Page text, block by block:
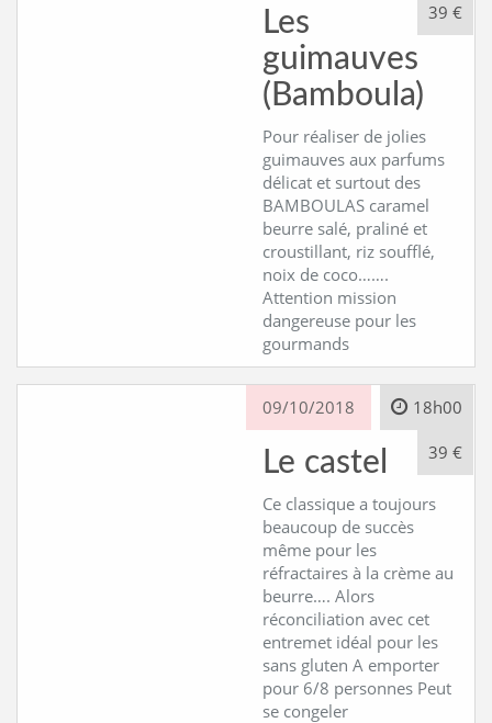
39 €
Les
guimauves
(Bamboula)
Pour réaliser de jolies
guimauves aux parfums
délicat et surtout des
BAMBOULAS caramel
beurre salé, praliné et
croustillant, riz soufflé,
noix de coco…….
Attention mission
dangereuse pour les
gourmands
09/10/2018 18h00
39 €
Le castel
Ce classique a toujours
beaucoup de succès
même pour les
réfractaires à la crème au
beurre…. Alors
réconciliation avec cet
entremet idéal pour les
sans gluten A emporter
pour 6/8 personnes Peut
se congeler